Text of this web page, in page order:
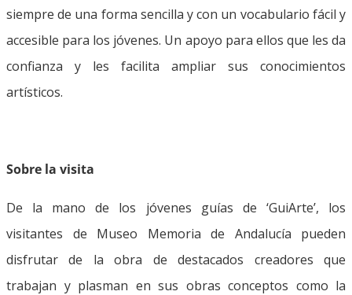
siempre de una forma sencilla y con un vocabulario fácil y
accesible para los jóvenes. Un apoyo para ellos que les da
confianza y les facilita ampliar sus conocimientos
artísticos.
Sobre la visita
De la mano de los jóvenes guías de ‘GuiArte’, los
visitantes de Museo Memoria de Andalucía pueden
disfrutar de la obra de destacados creadores que
trabajan y plasman en sus obras conceptos como la